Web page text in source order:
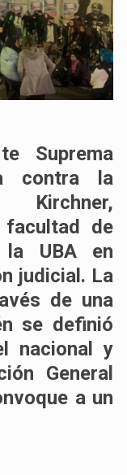
Suprema
contra la
Kirchner,
de
UBA en
judicial. La
de una
se definió
nacional y
General
a un